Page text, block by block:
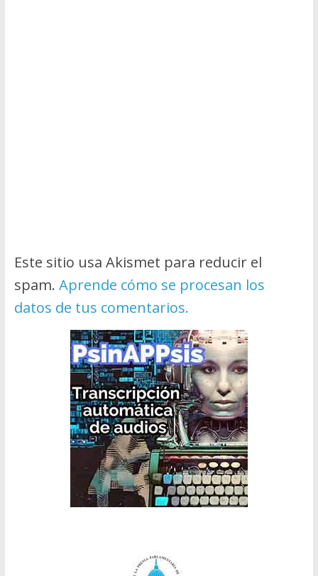
Este sitio usa Akismet para reducir el
spam. Aprende cómo se procesan los
datos de tus comentarios.